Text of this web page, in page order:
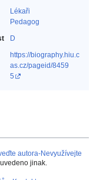
Lékaři‎
Pedagog‎
D
https://biography.hiu.c
as.cz/pageid/8459
5
autora-Nevyužívejte
jinak.